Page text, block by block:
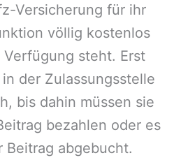
Versicherung für ihr
völlig kostenlos
steht. Erst
der Zulassungsstelle
bis dahin müssen sie
bezahlen oder es
Beitrag abgebucht.